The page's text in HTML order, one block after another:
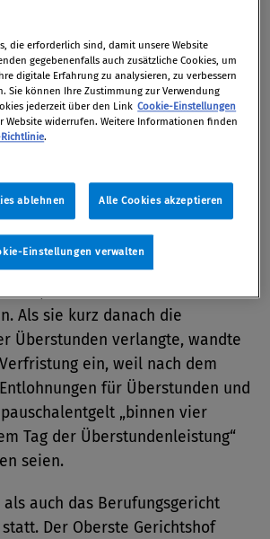
beim beklagten Arbeitgeber von
2010 als Assistentin der
vereinbart,
bestimmten
festzulegen. Bis zum Ende
hatte sie zahlreiche
Als sie kurz danach die
Überstunden verlangte, wandte
ein, weil nach dem
für Überstunden und
„binnen vier
Tag der Überstundenleistung“
seien.
als auch das Berufungsgericht
Der Oberste Gerichtshof
die erforderlich sind, damit unsere Website
gegebenenfalls auch zusätzliche Cookies, um
digitale Erfahrung zu analysieren, zu verbessern
Sie können Ihre Zustimmung zur Verwendung
jederzeit über den Link Cookie-Einstellungen
Website widerrufen. Weitere Informationen finden
.
ablehnen Alle Cookies akzeptieren
Einstellungen verwalten